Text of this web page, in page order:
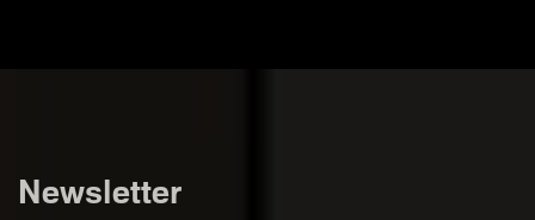
Newsletter